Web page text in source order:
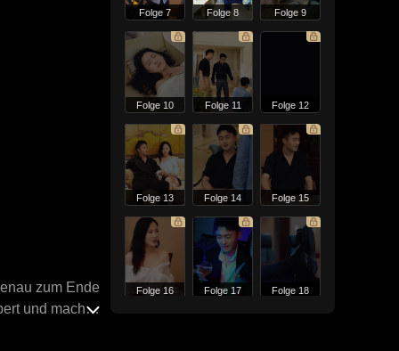
zum Ende
und machte
Folge 7 Folge 8 Folge 9
Folge 10 Folge 11 Folge 12
Folge 13 Folge 14 Folge 15
Folge 16 Folge 17 Folge 18